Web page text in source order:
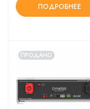
ПОДРОБНЕЕ
ПРОДАНО